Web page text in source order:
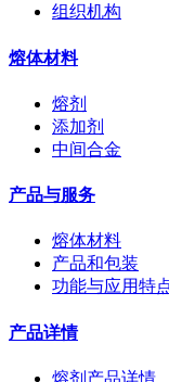
组织机构
熔体材料
熔剂
添加剂
中间合金
产品与服务
熔体材料
产品和包装
功能与应用特
产品详情
熔剂产品详情